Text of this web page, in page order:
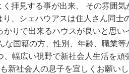
拝見する事が出来、 その雰囲
り、シェハウアスは住人さん同士
かりで出来るハウスが良いと思い
な国籍の方、性別、年齢、職業
、幅広い視野で新社会人生活を頑
新社会人の息子を宜しくお願い